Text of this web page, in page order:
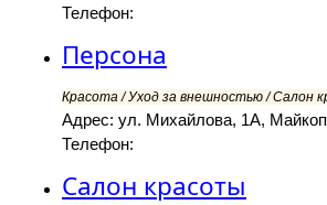
Телефон:
Персона
Красота / Уход за внешностью / Салон
Адрес: ул. Михайлова, 1А,
Телефон:
Салон красоты